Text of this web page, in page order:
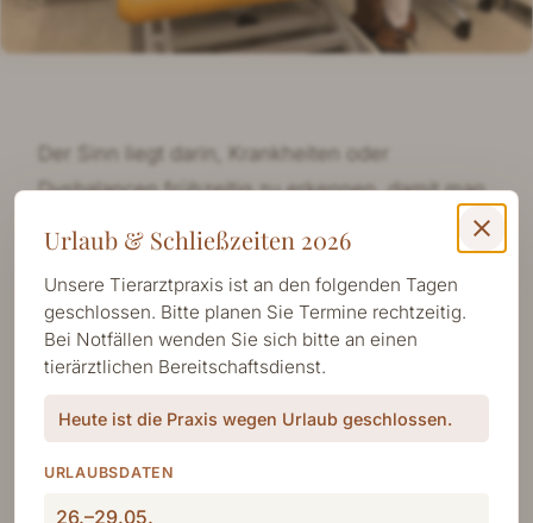
Der Sinn liegt darin, Krankheiten oder
Dysbalancen frühzeitig zu erkennen, damit man
eine Chronifizierung möglichst vermeidet. Dies
vermeiden oder progressive Krankheitsprozesse
zu stoppen bzw. zu verlangsamen.
Abgesehen von der üblichen allgemeinen
Untersuchung, gehört bei mir auch die
Gangbild- und eine Triggerpunktuntersuchung
close
Urlaub & Schließzeiten 2026
Unsere Tierarztpraxis ist an den folgenden Tagen
geschlossen. Bitte planen Sie Termine rechtzeitig.
Bei Notfällen wenden Sie sich bitte an einen
tierärztlichen Bereitschaftsdienst.
Heute ist die Praxis wegen Urlaub geschlossen.
URLAUBSDATEN
26.–29.05.